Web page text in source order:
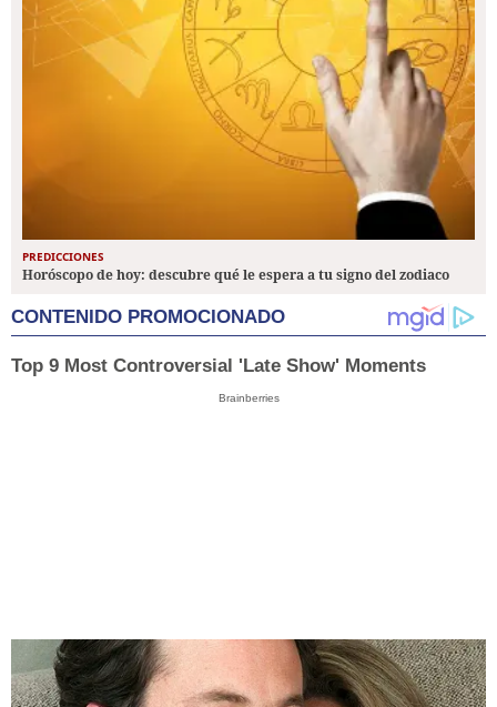
PREDICCIONES
Horóscopo de hoy: descubre qué le espera a tu signo del zodiaco
CONTENIDO PROMOCIONADO
Top 9 Most Controversial 'Late Show' Moments
Brainberries